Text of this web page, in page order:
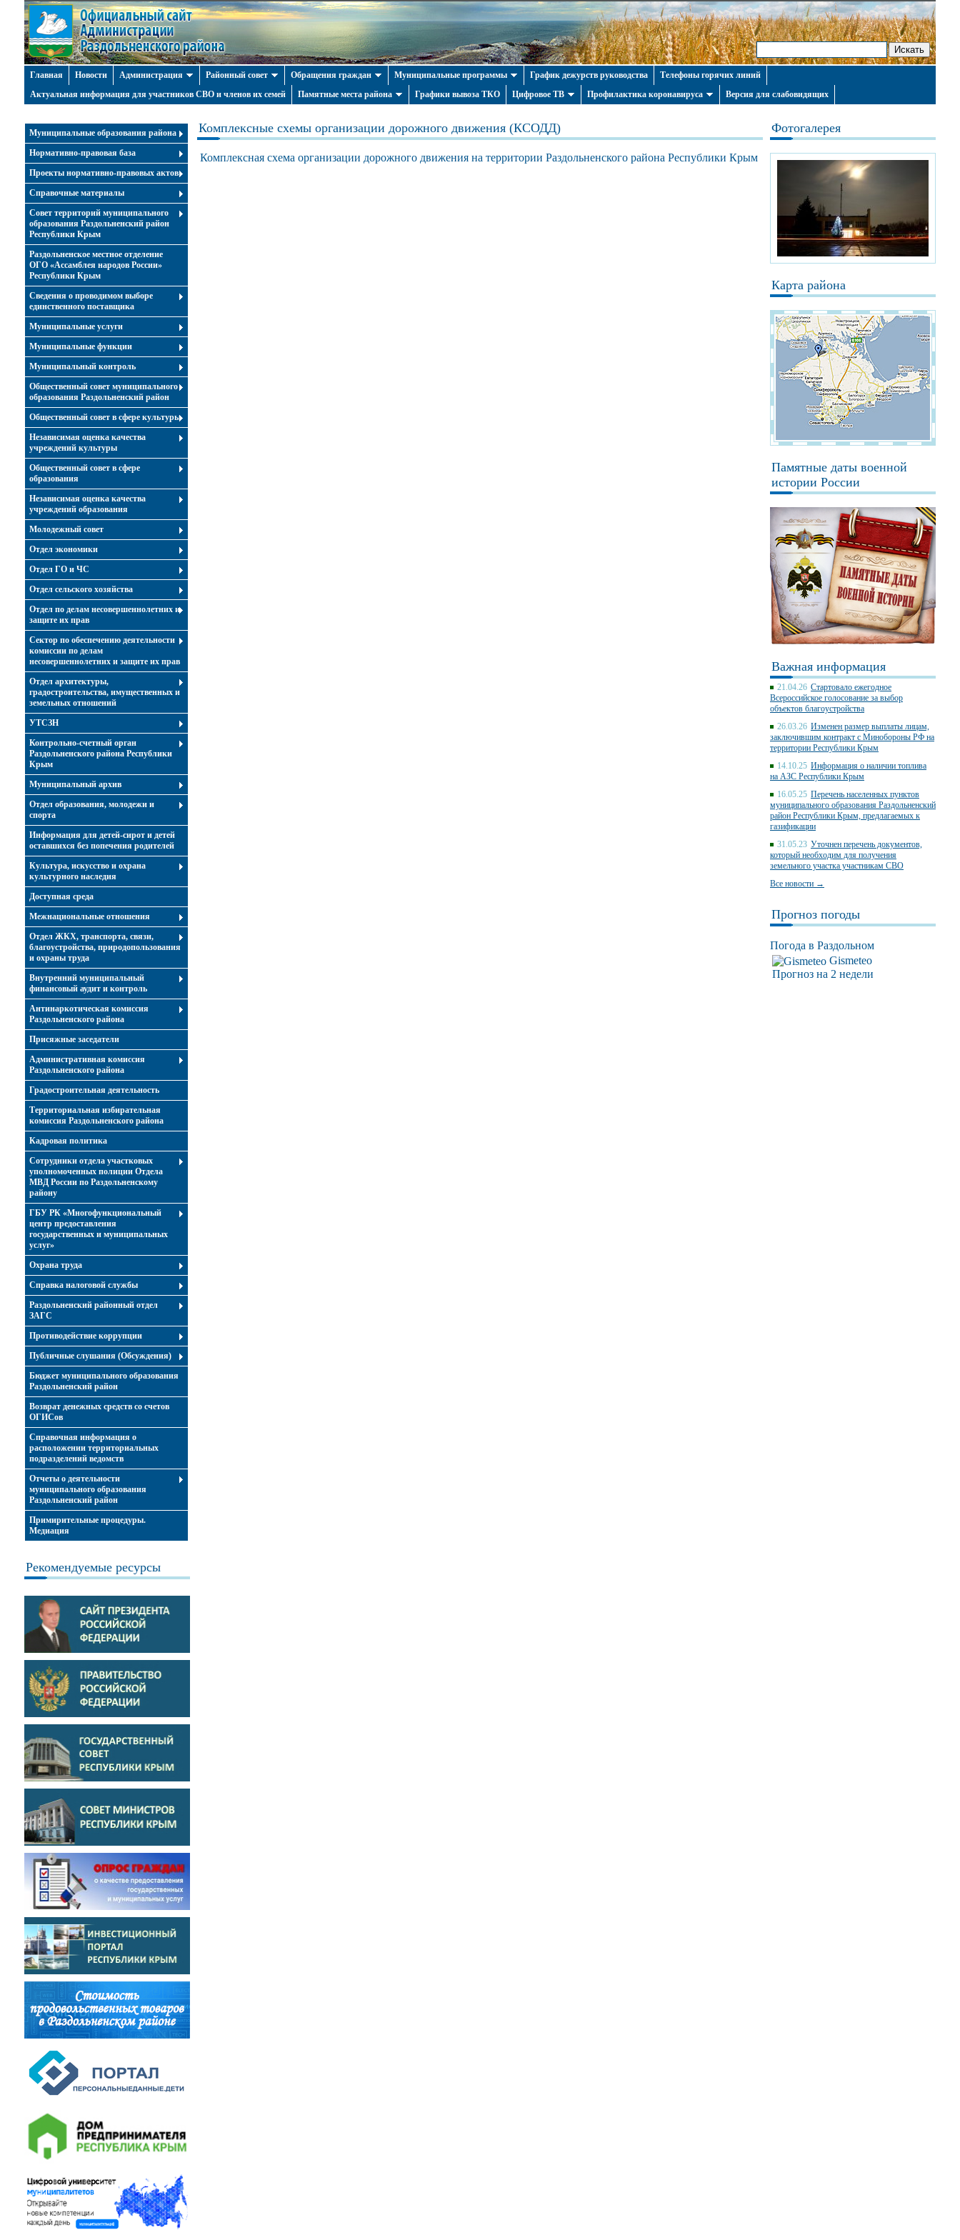
Главная Новости Администрация Районный совет Обращения граждан Муниципальные программы График дежурств руководства
Телефоны горячих линий
Актуальная информация для участников СВО и членов их семей
Памятные места района Графики вывоза ТКО Цифровое ТВ Профилактика коронавируса Версия для слабовидящих
Муниципальные образования района
Нормативно-правовая база
Проекты нормативно-правовых актов
Справочные материалы
Совет территорий муниципального
образования Раздольненский район
Республики Крым
Раздольненское местное отделение
ОГО «Ассамблея народов России»
Республики Крым
Cведения о проводимом выборе
единственного поставщика
Муниципальные услуги
Муниципальные функции
Муниципальный контроль
Общественный совет муниципального
образования Раздольненский район
Общественный совет в сфере культуры
Независимая оценка качества
учреждений культуры
Общественный совет в сфере
образования
Независимая оценка качества
учреждений образования
Молодежный совет
Отдел экономики
Отдел ГО и ЧС
Отдел сельского хозяйства
Отдел по делам несовершеннолетних и
защите их прав
Сектор по обеспечению деятельности
комиссии по делам
несовершеннолетних и защите их прав
Отдел архитектуры,
градостроительства, имущественных и
земельных отношений
УТСЗН
Контрольно-счетный орган
Раздольненского района Республики
Крым
Муниципальный архив
Отдел образования, молодежи и
спорта
Информация для детей-сирот и детей
оставшихся без попечения родителей
Культура, искусство и охрана
культурного наследия
Доступная среда
Межнациональные отношения
Отдел ЖКХ, транспорта, связи,
благоустройства, природопользования
и охраны труда
Внутренний муниципальный
финансовый аудит и контроль
Антинаркотическая комиссия
Раздольненского района
Присяжные заседатели
Административная комиссия
Раздольненского района
Градостроительная деятельность
Территориальная избирательная
комиссия Раздольненского района
Кадровая политика
Сотрудники отдела участковых
уполномоченных полиции Отдела
МВД России по Раздольненскому
району
ГБУ РК «Многофункциональный
центр предоставления
государственных и муниципальных
услуг»
Охрана труда
Справка налоговой службы
Раздольненский районный отдел
ЗАГС
Противодействие коррупции
Публичные слушания (Обсуждения)
Бюджет муниципального образования
Раздольненский район
Возврат денежных средств со счетов
ОГИСов
Справочная информация о
расположении территориальных
подразделений ведомств
Отчеты о деятельности
муниципального образования
Раздольненский район
Примирительные процедуры.
Медиация
Рекомендуемые ресурсы
Комплексные схемы организации дорожного движения (КСОДД)
Комплексная схема организации дорожного движения на территории Раздольненского района Республики Крым
Фотогалерея
Карта района
Памятные даты военной
истории России
Важная информация
21.04.26 Стартовало ежегодное
Всероссийское голосование за выбор
объектов благоустройства
26.03.26 Изменен размер выплаты лицам,
заключившим контракт с Минобороны РФ на
территории Республики Крым
14.10.25 Информация о наличии топлива
на АЗС Республики Крым
16.05.25 Перечень населенных пунктов
муниципального образования Раздольненский
район Республики Крым, предлагаемых к
газификации
31.05.23 Уточнен перечень документов,
который необходим для получения
земельного участка участникам СВО
Все новости →
Прогноз погоды
Погода в Раздольном
Gismeteo
Прогноз на 2 недели